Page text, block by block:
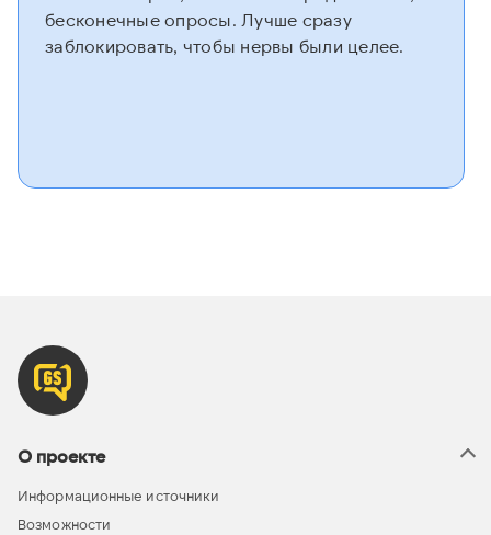
бесконечные опросы. Лучше сразу
заблокировать, чтобы нервы были целее.
О проекте
Информационные источники
Возможности